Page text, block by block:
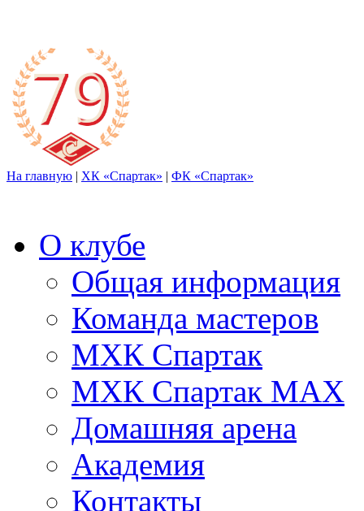
На главную | ХК «Спартак» | ФК «Спартак»
О клубе
Общая информация
Команда мастеров
МХК Спартак
МХК Спартак МАХ
Домашняя арена
Академия
Контакты